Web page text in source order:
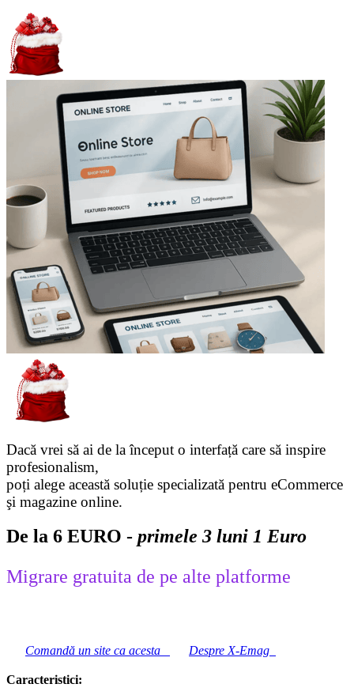
Dacă vrei să ai de la început o interfață care să inspire
profesionalism,
poți alege această soluție specializată pentru eCommerce
şi magazine online.
De la 6 EURO - primele 3 luni 1 Euro
Migrare gratuita de pe alte platforme
Comandă un site ca acesta Despre X-Emag
Caracteristici: